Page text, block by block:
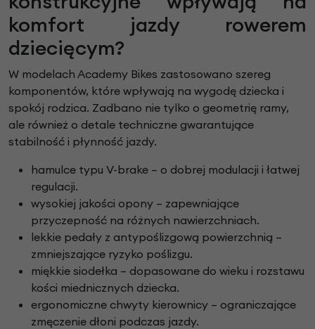
komfort jazdy rowerem
dziecięcym?
W modelach Academy Bikes zastosowano szereg
komponentów, które wpływają na wygodę dziecka i
spokój rodzica. Zadbano nie tylko o geometrię ramy,
ale również o detale techniczne gwarantujące
stabilność i płynność jazdy.
hamulce typu V-brake – o dobrej modulacji i łatwej
regulacji.
wysokiej jakości opony – zapewniające
przyczepność na różnych nawierzchniach.
lekkie pedały z antypoślizgową powierzchnią –
zmniejszające ryzyko poślizgu.
miękkie siodełka – dopasowane do wieku i rozstawu
kości miednicznych dziecka.
ergonomiczne chwyty kierownicy – ograniczające
zmęczenie dłoni podczas jazdy.